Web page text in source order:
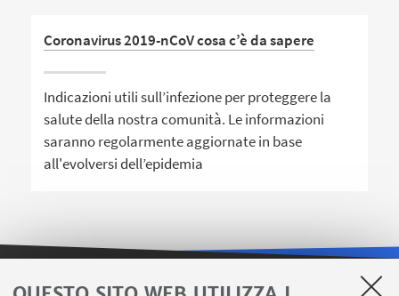
Coronavirus 2019-nCoV cosa c’è da sapere
Indicazioni utili sull’infezione per proteggere la
salute della nostra comunità. Le informazioni
saranno regolarmente aggiornate in base
all'evolversi dell’epidemia